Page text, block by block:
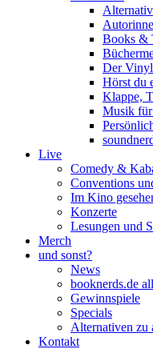
Alternativ
Books &
Der
Hörst du
Klappe,
Musik für
Live
Comedy &
Conventions
Im Kino
Konzerte
Lesungen und
Merch
und sonst?
News
booknerds.de
Gewinnspiele
Specials
Alternativen zu
Kontakt